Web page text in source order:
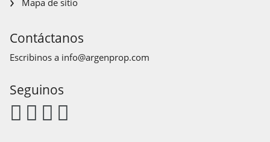
Mapa de sitio
Contáctanos
Escribinos a info@argenprop.com
Seguinos